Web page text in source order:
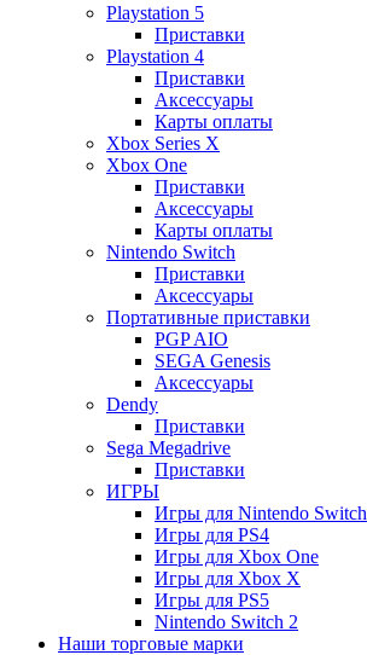
Playstation 5
Приставки
Playstation 4
Приставки
Аксессуары
Карты оплаты
Xbox Series X
Xbox One
Приставки
Аксессуары
Карты оплаты
Nintendo Switch
Приставки
Аксессуары
Портативные приставки
PGP AIO
SEGA Genesis
Аксессуары
Dendy
Приставки
Sega Megadrive
Приставки
ИГРЫ
Игры для Nintendo Switch
Игры для PS4
Игры для Xbox One
Игры для Xbox X
Игры для PS5
Nintendo Switch 2
Наши торговые марки